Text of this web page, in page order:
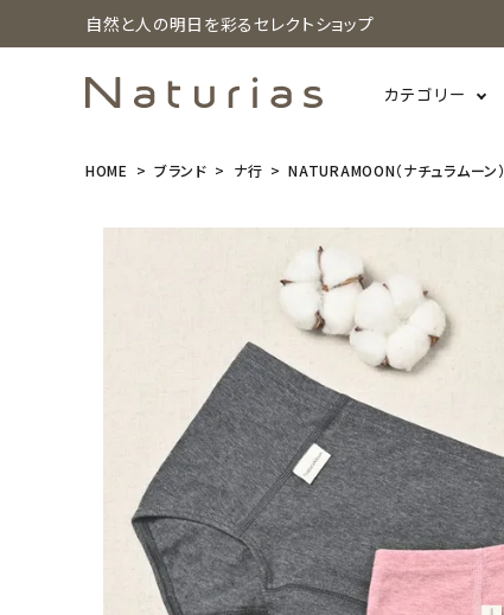
自然と人の明日を彩るセレクトショップ
カテゴリー
HOME ブランド ナ行 NATURAMOON（ナチュラムーン）